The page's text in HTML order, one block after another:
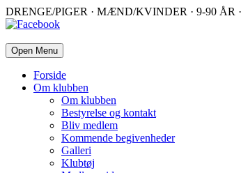
DRENGE/PIGER · MÆND/KVINDER · 9-90
Open Menu
Forside
Om klubben
Om klubben
Bestyrelse og kontakt
Bliv medlem
Kommende begivenheder
Galleri
Klubtøj